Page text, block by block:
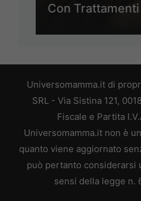
Con
Universomamma.it di
SRL - Via Sistina 121,
Fiscale e Partita
Universomamma.it non è
quanto viene aggiornato
può pertanto considerarsi
sensi della legge n.